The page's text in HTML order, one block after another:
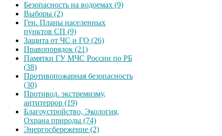
Безопасность на водоемах (9)
Выборы (2)
Ген. Планы населенных
пунктов СП (9)
Защита от ЧС и ГО (26)
Правопорядок (21)
Памятки ГУ МЧС России по РБ
(38)
Противопожарная безопасность
(30)
Противод. экстремизму,
антитеррор (19)
Благоустройство, Экология,
Охрана природы (74)
Энергосбережение (2)